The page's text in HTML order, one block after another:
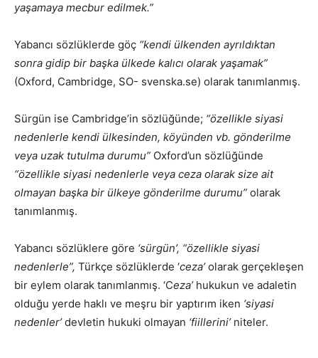
yaşamaya mecbur edilmek.”
Yabancı sözlüklerde göç “kendi ülkenden ayrıldıktan
sonra gidip bir başka ülkede kalıcı olarak yaşamak”
(Oxford, Cambridge, SO- svenska.se) olarak tanımlanmış.
Sürgün ise Cambridge’in sözlüğünde; “özellikle siyasi
nedenlerle kendi ülkesinden, köyünden vb. gönderilme
veya uzak tutulma durumu” Oxford’un sözlüğünde
“özellikle siyasi nedenlerle veya ceza olarak size ait
olmayan başka bir ülkeye gönderilme durumu” olarak
tanımlanmış.
Yabancı sözlüklere göre ‘sürgün’, “özellikle siyasi
nedenlerle”, Türkçe sözlüklerde ‘ceza’olarak gerçekleşen
bir eylem olarak tanımlanmış. ‘Ceza’ hukukun ve adaletin
olduğu yerde haklı ve meşru bir yaptırım iken ‘siyasi
nedenler’devletin hukuki olmayan ‘fiillerini’ niteler.